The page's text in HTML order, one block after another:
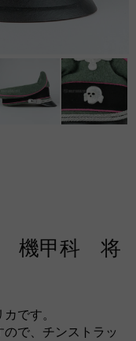
機甲科 将
です。
で、チンストラッ